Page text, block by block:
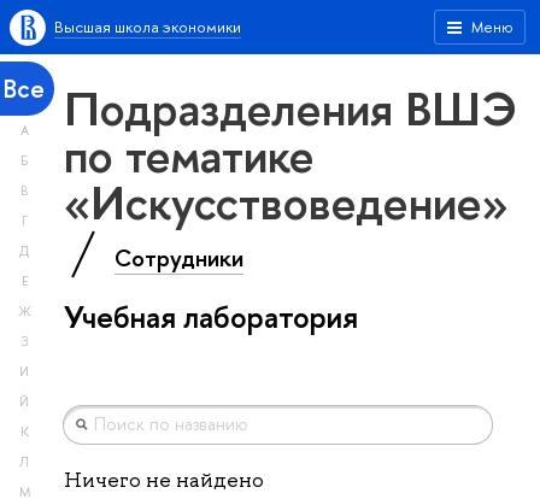
Меню
Высшая школа экономики
Все
А
Б
В
Г
Д
Е
Ж
З
И
Й
К
Л
М
Подразделения ВШЭ
по тематике
«Искусствоведение»
Сотрудники
Учебная лаборатория
Ничего не найдено